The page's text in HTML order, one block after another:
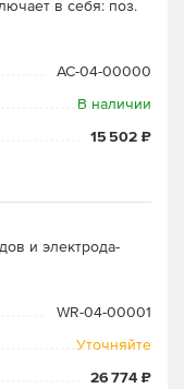
в себя: поз.
AC-04-00000
В наличии
15 502 ₽
и электрода-
WR-04-00001
Уточняйте
26 774 ₽